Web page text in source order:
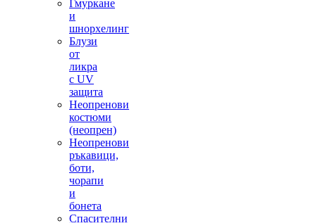
Гмуркане
и
шнорхелинг
Блузи
от
ликра
с UV
защита
Неопренови
костюми
(неопрен)
Неопренови
ръкавици,
боти,
чорапи
и
бонета
Спасителни